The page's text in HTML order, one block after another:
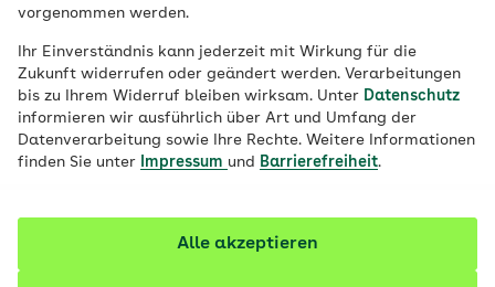
vorgenommen werden.
Ihr Einverständnis kann jederzeit mit Wirkung für die
Zukunft widerrufen oder geändert werden. Verarbeitungen
bis zu Ihrem Widerruf bleiben wirksam. Unter Datenschutz
informieren wir ausführlich über Art und Umfang der
Datenverarbeitung sowie Ihre Rechte. Weitere Informationen
finden Sie unter
Impressum und Barrierefreiheit.
Alle akzeptieren
besonders gut. Umso wichtiger ist es, bei
den ersten Symptomen einen Frauenarzt
oder eine Frauenärztin aufzusuchen.